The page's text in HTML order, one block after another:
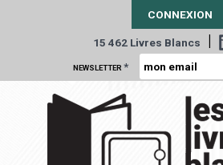
CONNEXION
15 462 Livres Blancs |
NEWSLETTER *